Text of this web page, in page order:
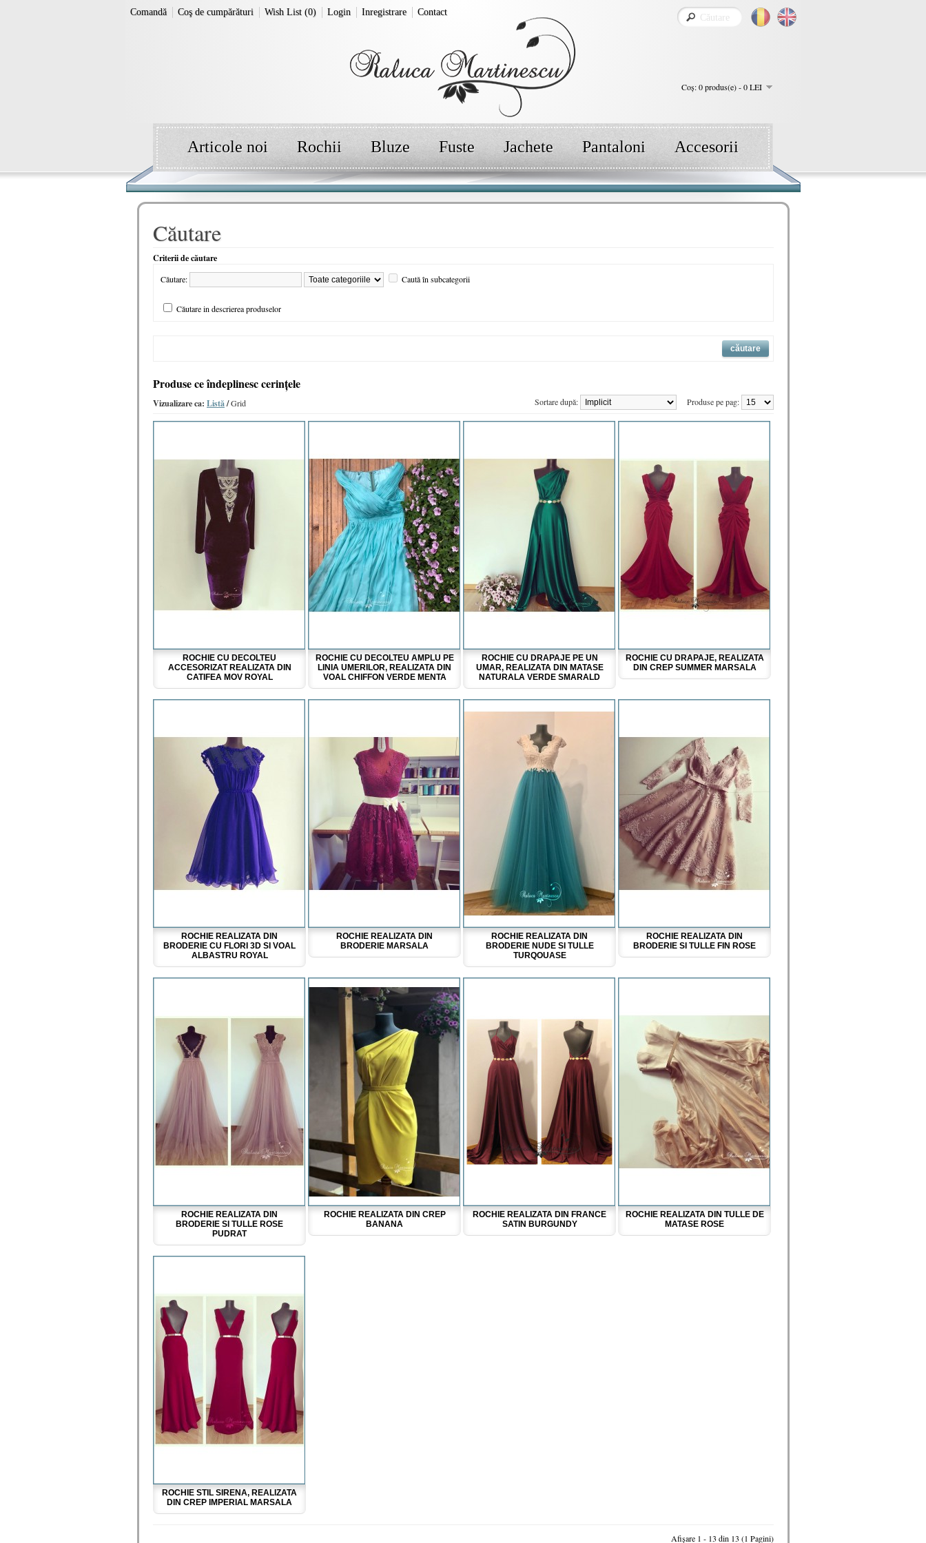
Coş: 0 produs(e) - 0 LEI
Comandă Coş de cumpărături Wish List (0) Login Inregistrare Contact
Articole noi Rochii Bluze Fuste Jachete Pantaloni Accesorii
Căutare
Criterii de căutare
Căutare: Caută în subcategorii
Căutare in descrierea produselor
Produse ce îndeplinesc cerinţele
Vizualizare ca: Listă/Grid Produse pe pag:
Sortare după:
ROCHIE CU DECOLTEU
ACCESORIZAT REALIZATA DIN
CATIFEA MOV ROYAL
ROCHIE CU DECOLTEU AMPLU PE
LINIA UMERILOR, REALIZATA DIN
VOAL CHIFFON VERDE MENTA
ROCHIE CU DRAPAJE PE UN
UMAR, REALIZATA DIN MATASE
NATURALA VERDE SMARALD
ROCHIE CU DRAPAJE, REALIZATA
DIN CREP SUMMER MARSALA
ROCHIE REALIZATA DIN
BRODERIE CU FLORI 3D SI VOAL
ALBASTRU ROYAL
ROCHIE REALIZATA DIN
BRODERIE MARSALA
ROCHIE REALIZATA DIN
BRODERIE NUDE SI TULLE
TURQOUASE
ROCHIE REALIZATA DIN
BRODERIE SI TULLE FIN ROSE
ROCHIE REALIZATA DIN
BRODERIE SI TULLE ROSE
PUDRAT
ROCHIE REALIZATA DIN CREP
BANANA
ROCHIE REALIZATA DIN FRANCE
SATIN BURGUNDY
ROCHIE REALIZATA DIN TULLE DE
MATASE ROSE
ROCHIE STIL SIRENA, REALIZATA
DIN CREP IMPERIAL MARSALA
Afişare 1 - 13 din 13 (1 Pagini)